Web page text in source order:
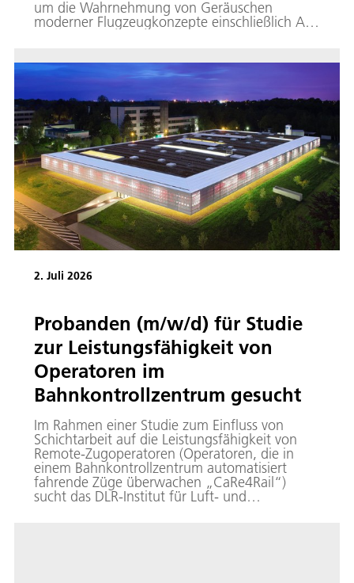
um die Wahrnehmung von Geräuschen
moderner Flugzeugkonzepte einschließlich Air
Fluges als auch dazu, wie Anwohnende den
Lärm bei Über- und An-/Abflügen
wahrnehmen und sich ggf. gestört und
belästigt fühlen könnten.
2. Juli 2026
Probanden (m/w/d) für Studie
zur Leistungsfähigkeit von
Operatoren im
Bahnkontrollzentrum gesucht
Im Rahmen einer Studie zum Einfluss von
Schichtarbeit auf die Leistungsfähigkeit von
Remote-Zugoperatoren (Operatoren, die in
einem Bahnkontrollzentrum automatisiert
fahrende Züge überwachen „CaRe4Rail“)
sucht das DLR-Institut für Luft- und